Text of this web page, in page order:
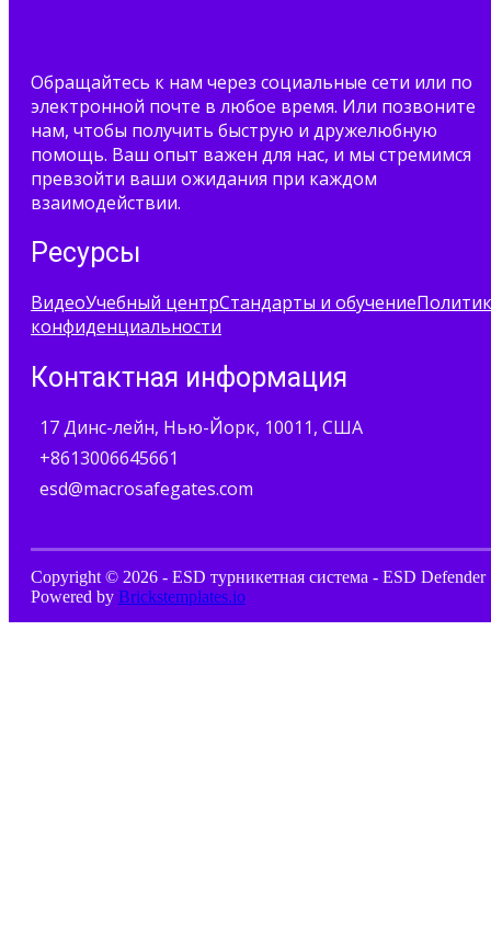
Обращайтесь к нам через социальные сети или по
электронной почте в любое время. Или позвоните
нам, чтобы получить быструю и дружелюбную
помощь. Ваш опыт важен для нас, и мы стремимся
превзойти ваши ожидания при каждом
взаимодействии.
Ресурсы
ВидеоУчебный центрСтандарты и обучение
конфиденциальности
Контактная информация
17 Динс-лейн, Нью-Йорк, 10011, США
+8613006645661
esd@macrosafegates.com
Copyright © 2026 - ESD турникетная система - ESD Defender
Powered by Brickstemplates.io